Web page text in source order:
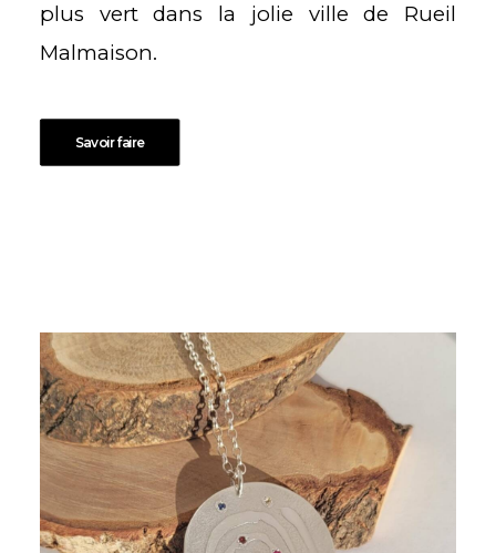
plus vert dans la jolie ville de Rueil
Malmaison.
Savoir faire